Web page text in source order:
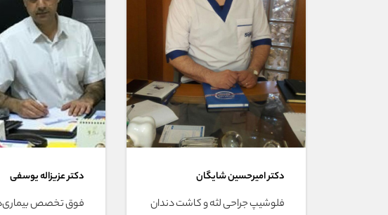
دکتر امیرحسین شایگان
فلوشیپ جراحی لثه و کاشت دندان
دکتر عزیزاله یوسفی
فوق تخصص